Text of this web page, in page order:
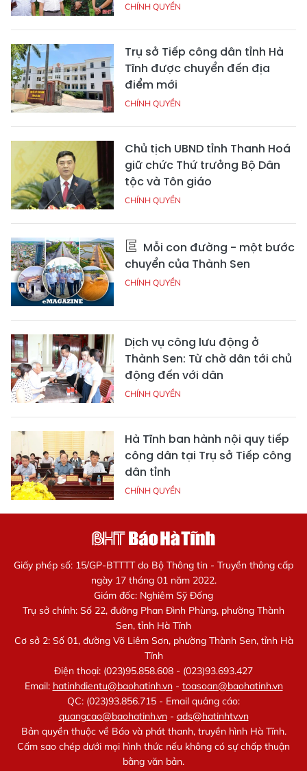
CHÍNH QUYỀN
Trụ sở Tiếp công dân tỉnh Hà
Tĩnh được chuyển đến địa
điểm mới
CHÍNH QUYỀN
Chủ tịch UBND tỉnh Thanh Hoá
giữ chức Thứ trưởng Bộ Dân
tộc và Tôn giáo
CHÍNH QUYỀN
Mỗi con đường - một bước
chuyển của Thành Sen
CHÍNH QUYỀN
Dịch vụ công lưu động ở
Thành Sen: Từ chờ dân tới chủ
động đến với dân
CHÍNH QUYỀN
Hà Tĩnh ban hành nội quy tiếp
công dân tại Trụ sở Tiếp công
dân tỉnh
CHÍNH QUYỀN
Giấy phép số: 15/GP-BTTTT do Bộ Thông tin - Truyền thông cấp
ngày 17 tháng 01 năm 2022.
Giám đốc: Nghiêm Sỹ Đống
Trụ sở chính: Số 22, đường Phan Đình Phùng, phường Thành
Sen, tỉnh Hà Tĩnh
Cơ sở 2: Số 01, đường Võ Liêm Sơn, phường Thành Sen, tỉnh Hà
Tĩnh
Điện thoại: (023)95.858.608 - (023)93.693.427
Email: hatinhdientu@baohatinh.vn- toasoan@baohatinh.vn
QC: (023)93.856.715 - Email quảng cáo:
quangcao@baohatinh.vn- ads@hatinhtv.vn
Bản quyền thuộc về Báo và phát thanh, truyền hình Hà Tĩnh.
Cấm sao chép dưới mọi hình thức nếu không có sự chấp thuận
bằng văn bản.